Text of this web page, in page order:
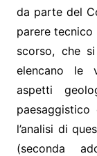
da parte del
parere tecnico
scorso, che
elencano le
aspetti
l’analisi di
(seconda